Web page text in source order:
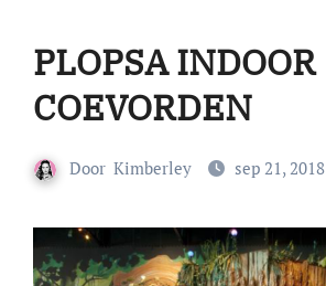
PLOPSA INDOOR
COEVORDEN
Door Kimberley sep 21, 2018